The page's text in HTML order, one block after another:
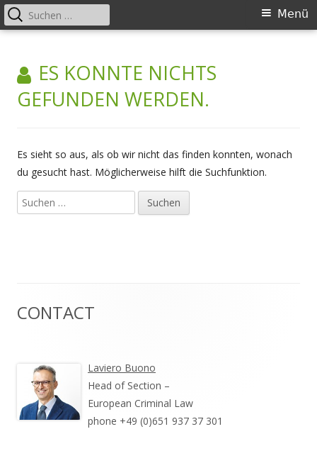
Inhalt
2027
#digitalisation and #artificialintelligence
Primäres
Menü
Menü
Suchen
nach:
ES KONNTE NICHTS
GEFUNDEN WERDEN.
Es sieht so aus, als ob wir nicht das finden konnten, wonach
du gesucht hast. Möglicherweise hilft die Suchfunktion.
Suchen
nach:
Haupt-
CONTACT
Laviero Buono
Head of Section –
European Criminal Law
phone +49 (0)651 937 37 301